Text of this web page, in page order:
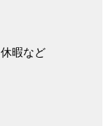
暇など